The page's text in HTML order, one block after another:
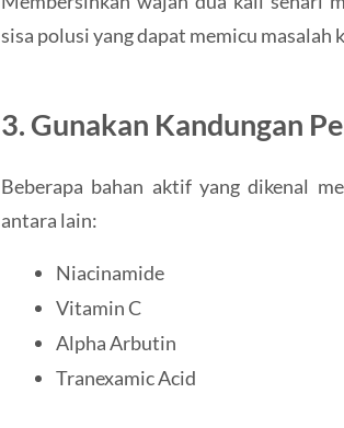
sisa polusi yang dapat memicu masalah
3. Gunakan Kandungan
Beberapa bahan aktif yang dikenal
antara lain:
Niacinamide
Vitamin C
Alpha Arbutin
Tranexamic Acid